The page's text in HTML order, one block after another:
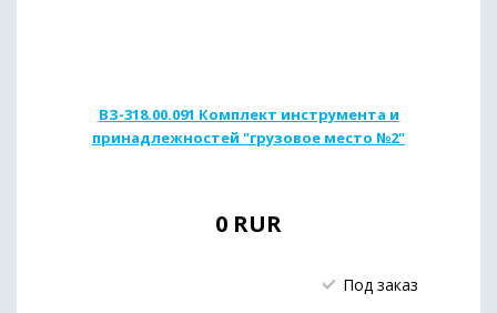
ВЗ-318.00.091 Комплект инструмента и
принадлежностей "грузовое место №2"
0 RUR
Под заказ